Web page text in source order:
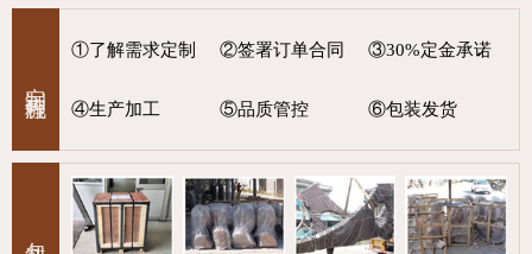
①了解需求定制 ②签署订单合同 ③30%定金承诺
④生产加工 ⑤品质管控 ⑥包装发货